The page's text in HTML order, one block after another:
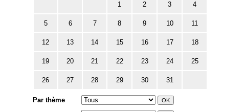
1 2 3 4
5 6 7 8 9 10 11
12 13 14 15 16 17 18
19 20 21 22 23 24 25
26 27 28 29 30 31
Par thème